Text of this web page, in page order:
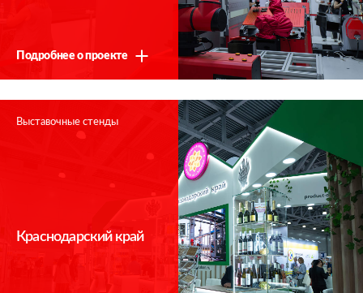
Подробнее о проекте
Выставочные стенды
Краснодарский край
Мы свяжемся с Вами в ближайшее время